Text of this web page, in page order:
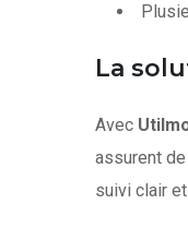
La
Avec
assurent de
suivi clair